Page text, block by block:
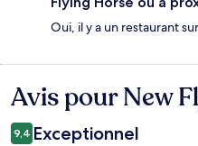
Oui, il y a un restaurant
Avis
Avis pour New
9,4 Exceptionnel